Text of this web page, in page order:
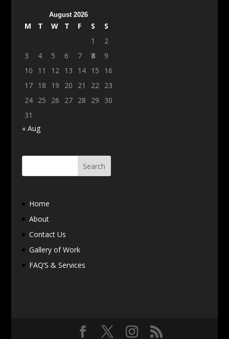
August 2026
M T W T F S
S
1
2
3
4 5 6 7 8
9
10
11 12 13 14 15
16
17
18 19 20 21 22
23
24
25 26 27 28 29
30
31
« Aug
Home
About
Contact Us
Gallery of Work
FAQ’S & Services